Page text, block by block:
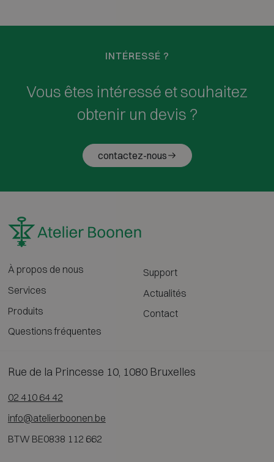
INTÉRESSÉ ?
Vous êtes intéressé et souhaitez
obtenir un devis ?
contactez-nous
À propos de nous
Services
Produits
Questions fréquentes
Support
Actualités
Contact
Rue de la Princesse 10, 1080 Bruxelles
02 410 64 42
info@atelierboonen.be
BTW BE0838 112 662